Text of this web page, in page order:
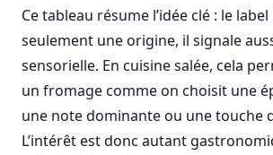
Ce tableau résume l’idée clé : le
seulement une origine, il signale
sensorielle. En cuisine salée, cela
un fromage comme on choisit une
une note dominante ou une touche
L’intérêt est donc autant